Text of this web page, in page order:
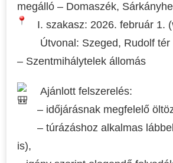
megálló – Domaszék,
I. szakasz: 2026. február 1.
Útvonal: Szeged, Rudolf
– Szentmihálytelek állomás
Ajánlott felszerelés:
– időjárásnak megfelelő
– túrázáshoz alkalmas
is),